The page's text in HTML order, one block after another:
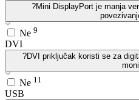
?Mini DisplayPort je manja
Ne 9
DVI
?DVI priključak koristi se za
Ne 11
USB